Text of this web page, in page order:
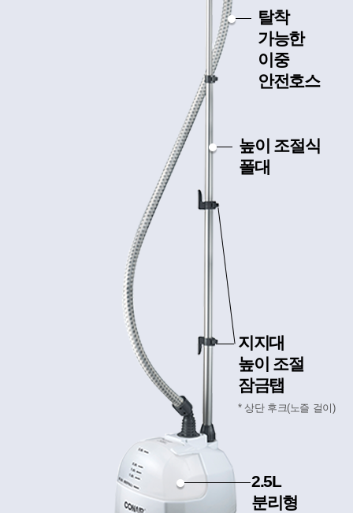
탈착
가능한
이중
안전호스
높이 조절식
폴대
지지대
높이 조절
잠금탭
* 상단 후크(노즐 걸이)
2.5L
분리형